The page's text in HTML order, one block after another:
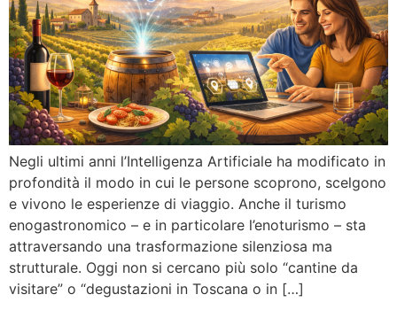
Negli ultimi anni l’Intelligenza Artificiale ha modificato in
profondità il modo in cui le persone scoprono, scelgono
e vivono le esperienze di viaggio. Anche il turismo
enogastronomico – e in particolare l’enoturismo – sta
attraversando una trasformazione silenziosa ma
strutturale. Oggi non si cercano più solo “cantine da
visitare” o “degustazioni in Toscana o in […]